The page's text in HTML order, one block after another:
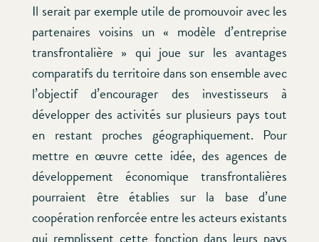
Il serait par exemple utile de promouvoir avec les
partenaires voisins un « modèle d’entreprise
transfrontalière » qui joue sur les avantages
comparatifs du territoire dans son ensemble avec
l’objectif d’encourager des investisseurs à
développer des activités sur plusieurs pays tout
en restant proches géographiquement. Pour
mettre en œuvre cette idée, des agences de
développement économique transfrontalières
pourraient être établies sur la base d’une
coopération renforcée entre les acteurs existants